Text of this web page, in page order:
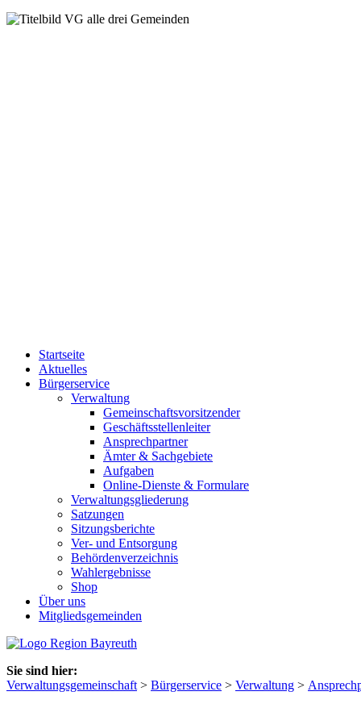
Startseite
Aktuelles
Bürgerservice
Verwaltung
Gemeinschaftsvorsitzender
Geschäftsstellenleiter
Ansprechpartner
Ämter & Sachgebiete
Aufgaben
Online-Dienste & Formulare
Verwaltungsgliederung
Satzungen
Sitzungsberichte
Ver- und Entsorgung
Behördenverzeichnis
Wahlergebnisse
Shop
Über uns
Mitgliedsgemeinden
Sie sind hier:
Verwaltungsgemeinschaft > Bürgerservice > Verwaltung >